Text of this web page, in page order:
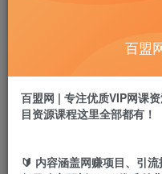
此内容为付费阅读，请付费
百盟
百盟网 | 专注优质VIP网课
目资源课程这里全部都有！
🔰 内容涵盖网赚项目、引